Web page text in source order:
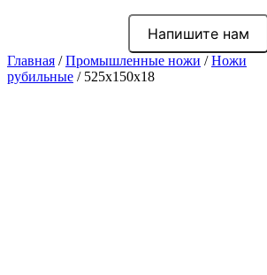
Напишите нам
Главная /Промышленные ножи /Ножи
рубильные / 525x150x18